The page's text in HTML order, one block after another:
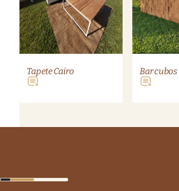
Tapete Cairo Bar cubos